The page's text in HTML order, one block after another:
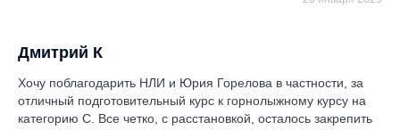
Дмитрий К
Хочу поблагодарить НЛИ и Юрия Горелова в частности, за
отличный подготовительный курс к горнолыжному курсу на
категорию С. Все четко, с расстановкой, осталось закрепить